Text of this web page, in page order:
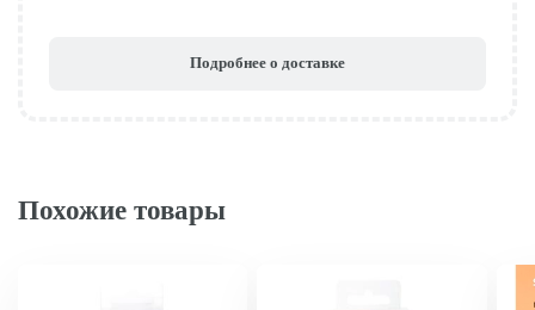
Подробнее о доставке
Похожие товары